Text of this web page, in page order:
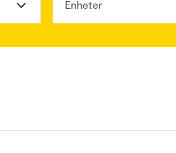
Enheter